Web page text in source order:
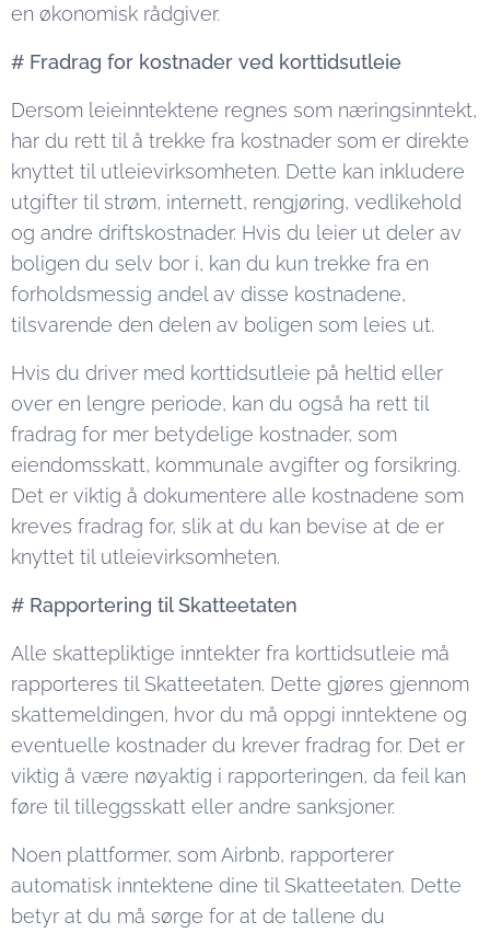
en økonomisk rådgiver.
# Fradrag for kostnader ved korttidsutleie
Dersom leieinntektene regnes som næringsinntekt,
har du rett til å trekke fra kostnader som er direkte
knyttet til utleievirksomheten. Dette kan inkludere
utgifter til strøm, internett, rengjøring, vedlikehold
og andre driftskostnader. Hvis du leier ut deler av
boligen du selv bor i, kan du kun trekke fra en
forholdsmessig andel av disse kostnadene,
tilsvarende den delen av boligen som leies ut.
Hvis du driver med korttidsutleie på heltid eller
over en lengre periode, kan du også ha rett til
fradrag for mer betydelige kostnader, som
eiendomsskatt, kommunale avgifter og forsikring.
Det er viktig å dokumentere alle kostnadene som
kreves fradrag for, slik at du kan bevise at de er
knyttet til utleievirksomheten.
# Rapportering til Skatteetaten
Alle skattepliktige inntekter fra korttidsutleie må
rapporteres til Skatteetaten. Dette gjøres gjennom
skattemeldingen, hvor du må oppgi inntektene og
eventuelle kostnader du krever fradrag for. Det er
viktig å være nøyaktig i rapporteringen, da feil kan
føre til tilleggsskatt eller andre sanksjoner.
Noen plattformer, som Airbnb, rapporterer
automatisk inntektene dine til Skatteetaten. Dette
betyr at du må sørge for at de tallene du